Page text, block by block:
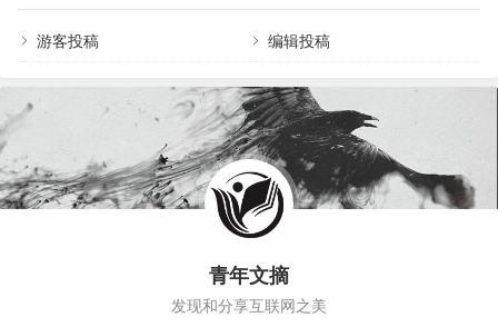
（(Fatuous love）：激情+承诺空洞式爱情（Empty
love）：只有承诺迷恋式爱情（Infatuated love）：
只有激情完美爱情（Consummate love）：…
游客投稿 编辑投稿
青年文摘
发现和分享互联网之美